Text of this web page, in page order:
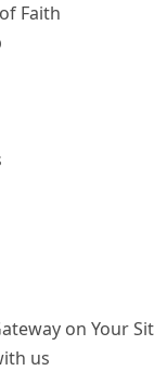
Faith
on Your
us